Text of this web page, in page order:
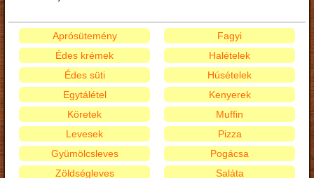
Aprósütemény
Édes krémek
Édes süti
Egytálétel
Fagyi
Halételek
Húsételek
Kenyerek
Köretek
Levesek
Gyümölcsleves
Zöldségleves
Muffin
Pizza
Pogácsa
Saláta